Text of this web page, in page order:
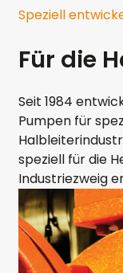
Speziell
Für die
Seit 1984
Pumpen für
speziell für die
Industriezweig